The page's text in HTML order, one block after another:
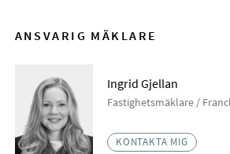
ANSVARIG MÄKLARE
Ingrid Gjellan
Fastighetsmäklare /
KONTAKTA MIG